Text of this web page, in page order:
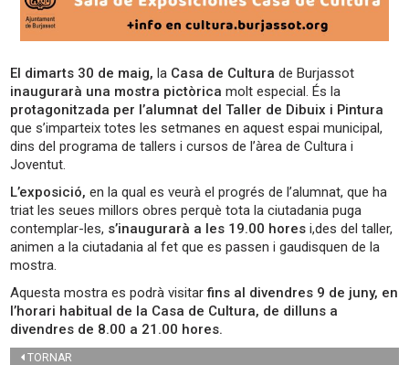
El dimarts 30 de maig, la Casa de Cultura de Burjassot
inaugurarà una mostra pictòrica molt especial. És la
protagonitzada per l’alumnat del Taller de Dibuix i Pintura
que s’imparteix totes les setmanes en aquest espai municipal,
dins del programa de tallers i cursos de l’àrea de Cultura i
Joventut.
L’exposició, en la qual es veurà el progrés de l’alumnat, que ha
triat les seues millors obres perquè tota la ciutadania puga
contemplar-les, s’inaugurarà a les 19.00 horesi,des del taller,
animen a la ciutadania al fet que es passen i gaudisquen de la
mostra.
Aquesta mostra es podrà visitarfins al divendres 9 de juny, en
l’horari habitual de la Casa de Cultura, de dilluns a
divendres de 8.00 a 21.00 hores.
TORNAR